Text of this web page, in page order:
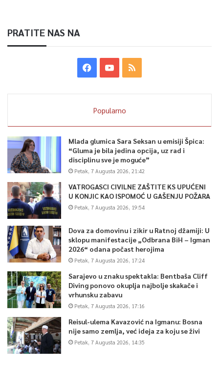
PRATITE NAS NA
Popularno
Mlada glumica Sara Seksan u emisiji Špica:
“Gluma je bila jedina opcija, uz rad i
disciplinu sve je moguće”
Petak, 7 Augusta 2026, 21:42
VATROGASCI CIVILNE ZAŠTITE KS UPUĆENI
U KONJIC KAO ISPOMOĆ U GAŠENJU POŽARA
Petak, 7 Augusta 2026, 19:54
Dova za domovinu i zikir u Ratnoj džamiji: U
sklopu manifestacije „Odbrana BiH – Igman
2026“ odana počast herojima
Petak, 7 Augusta 2026, 17:24
Sarajevo u znaku spektakla: Bentbaša Cliff
Diving ponovo okuplja najbolje skakače i
vrhunsku zabavu
Petak, 7 Augusta 2026, 17:16
Reisul-ulema Kavazović na Igmanu: Bosna
nije samo zemlja, već ideja za koju se živi
Petak, 7 Augusta 2026, 14:35